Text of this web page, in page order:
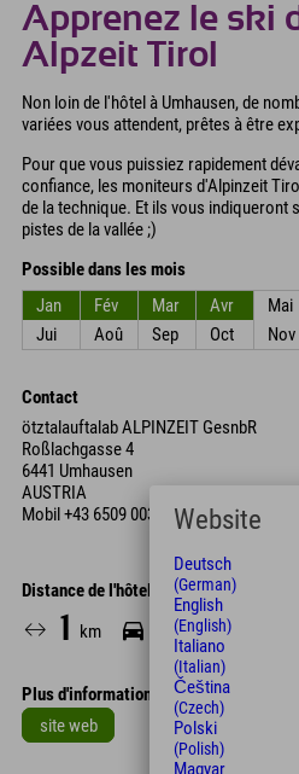
Apprenez le ski
Alpzeit Tirol
Non loin de l'hôtel à Umhausen, de
variées vous attendent, prêtes à être
Pour que vous puissiez rapidement
confiance, les moniteurs d'Alpinzeit
de la technique. Et ils vous indiqueront
pistes de la vallée ;)
Possible dans les mois
Jan
Fév Mar Avr Mai
Jui
Aoû Sep Oct Nov
Contact
ötztalauftalab ALPINZEIT GesnbR
Roßlachgasse 4
6441 Umhausen
AUSTRIA
Mobil+43 6509 003 038
Distance de l'hôtel
1 km 2 Min.
Plus d'informations
site web
Leaflet
Website
Deutsch
(German)
English
(English)
Italiano
(Italian)
Čeština
(Czech)
Polski
(Polish)
Magyar